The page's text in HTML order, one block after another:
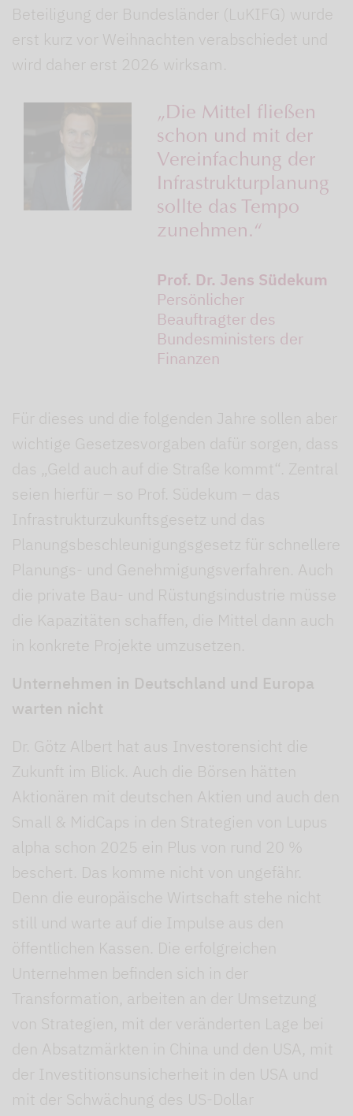
Beteiligung der Bundesländer (LuKIFG) wurde
erst kurz vor Weihnachten verabschiedet und
wird daher erst 2026 wirksam.
„Die Mittel fließen
schon und mit der
Vereinfachung der
Infrastrukturplanung
sollte das Tempo
zunehmen.“
Prof. Dr. Jens Südekum
Persönlicher
Beauftragter des
Bundesministers der
Finanzen
Für dieses und die folgenden Jahre sollen aber
wichtige Gesetzesvorgaben dafür sorgen, dass
das „Geld auch auf die Straße kommt“. Zentral
seien hierfür – so Prof. Südekum – das
Infrastrukturzukunftsgesetz und das
Planungsbeschleunigungsgesetz für schnellere
Planungs- und Genehmigungsverfahren. Auch
die private Bau- und Rüstungsindustrie müsse
die Kapazitäten schaffen, die Mittel dann auch
in konkrete Projekte umzusetzen.
Unternehmen in Deutschland und Europa
warten nicht
Dr. Götz Albert hat aus Investorensicht die
Zukunft im Blick. Auch die Börsen hätten
Aktionären mit deutschen Aktien und auch den
Small & MidCaps in den Strategien von Lupus
alpha schon 2025 ein Plus von rund 20 %
beschert. Das komme nicht von ungefähr.
Denn die europäische Wirtschaft stehe nicht
still und warte auf die Impulse aus den
öffentlichen Kassen. Die erfolgreichen
Unternehmen befinden sich in der
Transformation, arbeiten an der Umsetzung
von Strategien, mit der veränderten Lage bei
den Absatzmärkten in China und den USA, mit
der Investitionsunsicherheit in den USA und
mit der Schwächung des US-Dollar